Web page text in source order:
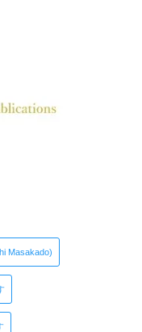
Masakado)